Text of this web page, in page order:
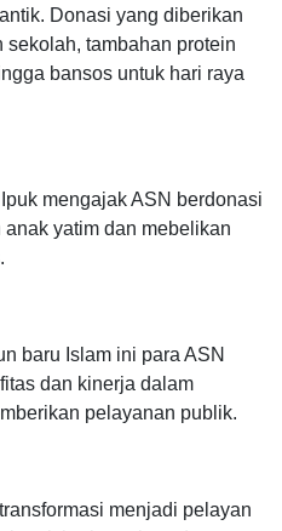
Donasi yang diberikan
tambahan protein
bansos untuk hari raya
mengajak ASN berdonasi
yatim dan mebelikan
baru Islam ini para ASN
dan kinerja dalam
pelayanan publik.
menjadi pelayan